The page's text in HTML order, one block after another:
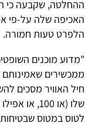
ההחלטה, שקבעה כי
האכיפה שלה על-פי
הלפרט טעות חמורה.
"מדוע מוכנים
ממכשירים
לטוס במטוס